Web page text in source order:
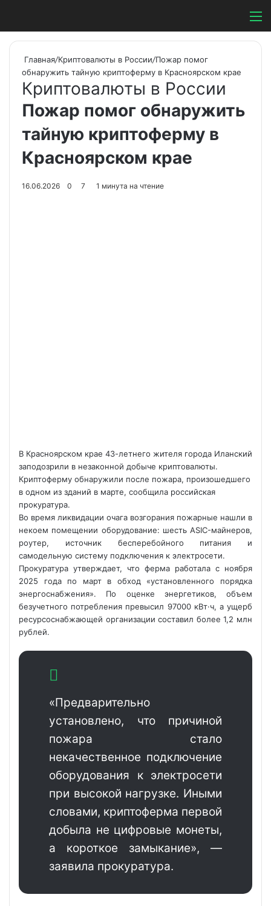
Switch skin
Главная/Криптовалюты в России/Пожар помог
обнаружить тайную криптоферму в Красноярском крае
Криптовалюты в России
Пожар помог обнаружить
тайную криптоферму в
Красноярском крае
16.06.2026 0 7 1 минута на чтение
В Красноярском крае 43-летнего жителя города Иланский
заподозрили в незаконной добыче криптовалюты.
Криптоферму обнаружили после пожара, произошедшего
в одном из зданий в марте, сообщила российская
прокуратура.
Во время ликвидации очага возгорания пожарные нашли в
некоем помещении оборудование: шесть ASIC-майнеров,
роутер, источник бесперебойного питания и
самодельную систему подключения к электросети.
Прокуратура утверждает, что ферма работала с ноября
2025 года по март в обход «установленного порядка
энергоснабжения». По оценке энергетиков, объем
безучетного потребления превысил 97000 кВт·ч, а ущерб
ресурсоснабжающей организации составил более 1,2 млн
рублей.
«Предварительно
установлено, что причиной
пожара стало
некачественное подключение
оборудования к электросети
при высокой нагрузке. Иными
словами, криптоферма первой
добыла не цифровые монеты,
а короткое замыкание», —
заявила прокуратура.